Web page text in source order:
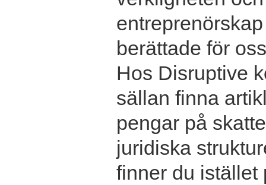
berättade för
Hos Disruptive
sällan finna
pengar på
juridiska
finner du istället